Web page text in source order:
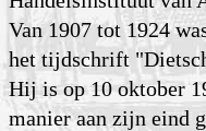
Van 1907 tot 1924
het tijdschrift
Hij is op 10 oktober
manier aan zijn eind